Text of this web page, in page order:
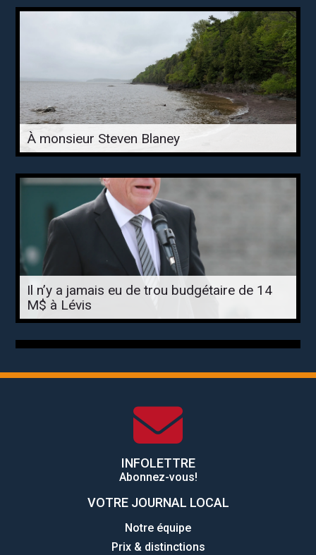
À monsieur Steven Blaney
Il n’y a jamais eu de trou budgétaire de 14
M$ à Lévis
INFOLETTRE
Abonnez-vous!
VOTRE JOURNAL LOCAL
Notre équipe
Prix & distinctions